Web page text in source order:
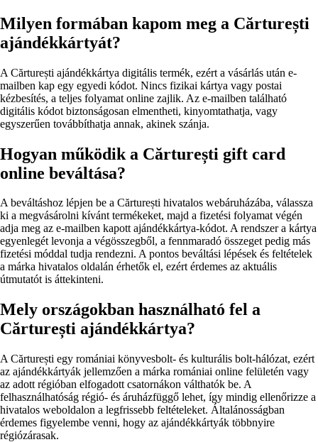
Milyen formában kapom meg a Cărturești
ajándékkártyát?
A Cărturești ajándékkártya digitális termék, ezért a vásárlás után e-
mailben kap egy egyedi kódot. Nincs fizikai kártya vagy postai
kézbesítés, a teljes folyamat online zajlik. Az e-mailben található
digitális kódot biztonságosan elmentheti, kinyomtathatja, vagy
egyszerűen továbbíthatja annak, akinek szánja.
Hogyan működik a Cărturești gift card
online beváltása?
A beváltáshoz lépjen be a Cărturești hivatalos webáruházába, válassza
ki a megvásárolni kívánt termékeket, majd a fizetési folyamat végén
adja meg az e-mailben kapott ajándékkártya-kódot. A rendszer a kártya
egyenlegét levonja a végösszegből, a fennmaradó összeget pedig más
fizetési móddal tudja rendezni. A pontos beváltási lépések és feltételek
a márka hivatalos oldalán érhetők el, ezért érdemes az aktuális
útmutatót is áttekinteni.
Mely országokban használható fel a
Cărturești ajándékkártya?
A Cărturești egy romániai könyvesbolt- és kulturális bolt-hálózat, ezért
az ajándékkártyák jellemzően a márka romániai online felületén vagy
az adott régióban elfogadott csatornákon válthatók be. A
felhasználhatóság régió- és áruházfüggő lehet, így mindig ellenőrizze a
hivatalos weboldalon a legfrissebb feltételeket. Általánosságban
érdemes figyelembe venni, hogy az ajándékkártyák többnyire
régiózárasak.